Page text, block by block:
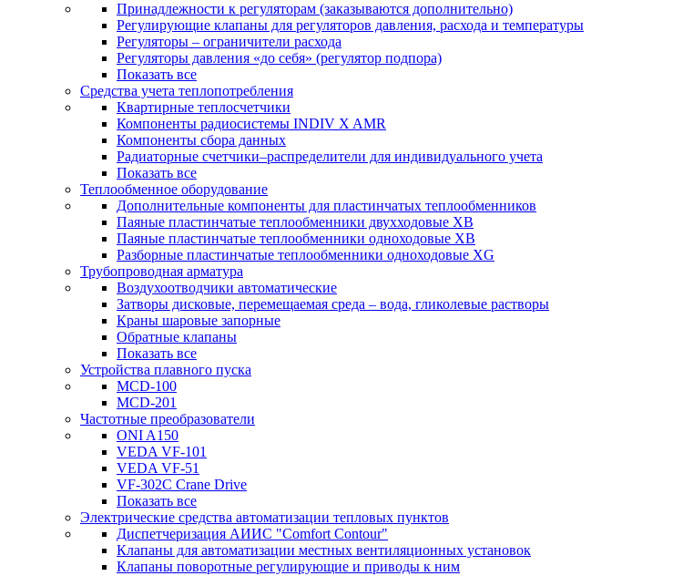
Принадлежности к регуляторам (заказываются дополнительно)
Регулирующие клапаны для регуляторов давления, расхода и температуры
Регуляторы – ограничители расхода
Регуляторы давления «до себя» (регулятор подпора)
Показать все
Средства учета теплопотребления
Квартирные теплосчетчики
Компоненты радиосистемы INDIV X AMR
Компоненты сбора данных
Радиаторные счетчики–распределители для индивидуального учета
Показать все
Теплообменное оборудование
Дополнительные компоненты для пластинчатых теплообменников
Паяные пластинчатые теплообменники двухходовые XB
Паяные пластинчатые теплообменники одноходовые ХВ
Разборные пластинчатые теплообменники одноходовые ХG
Трубопроводная арматура
Воздухоотводчики автоматические
Затворы дисковые, перемещаемая среда – вода, гликолевые растворы
Краны шаровые запорные
Обратные клапаны
Показать все
Устройства плавного пуска
MCD-100
MCD-201
Частотные преобразователи
ONI A150
VEDA VF-101
VEDA VF-51
VF-302C Crane Drive
Показать все
Электрические средства автоматизации тепловых пунктов
Диспетчеризация АИИС "Comfort Contour"
Клапаны для автоматизации местных вентиляционных установок
Клапаны поворотные регулирующие и приводы к ним